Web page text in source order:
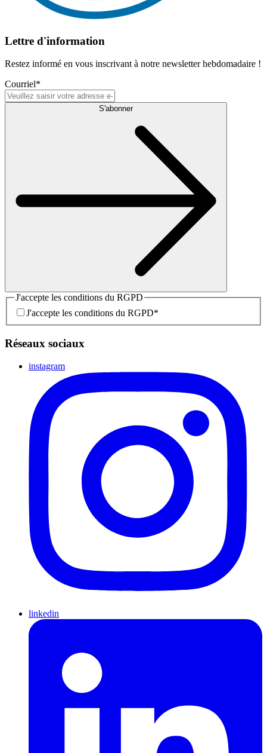
Lettre d'information
Restez informé en vous inscrivant à notre newsletter hebdomadaire !
Courriel*
S'abonner
J'accepte les conditions du RGPD
J'accepte les conditions du RGPD*
Réseaux sociaux
instagram
linkedin